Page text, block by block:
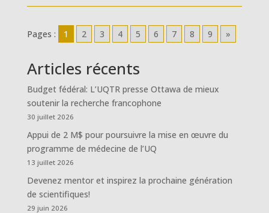
Pages : 1 2 3 4 5 6 7 8 9 »
Articles récents
Budget fédéral: L’UQTR presse Ottawa de mieux
soutenir la recherche francophone
30 juillet 2026
Appui de 2 M$ pour poursuivre la mise en œuvre du
programme de médecine de l’UQ
13 juillet 2026
Devenez mentor et inspirez la prochaine génération
de scientifiques!
29 juin 2026